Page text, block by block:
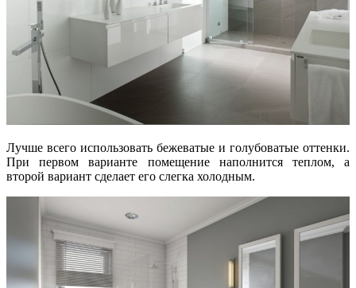
Лучше всего использовать бежеватые и голубоватые оттенки.
При первом варианте помещение наполнится теплом, а
второй вариант сделает его слегка холодным.